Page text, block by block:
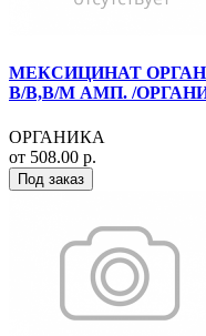
МЕКСИЦИНАТ
В/В,В/М АМП. /
ОРГАНИКА
от 508.00 р.
Под заказ